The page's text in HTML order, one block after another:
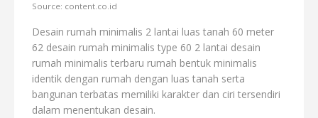
Source: content.co.id
Desain rumah minimalis 2 lantai luas tanah 60 meter
62 desain rumah minimalis type 60 2 lantai desain
rumah minimalis terbaru rumah bentuk minimalis
identik dengan rumah dengan luas tanah serta
bangunan terbatas memiliki karakter dan ciri tersendiri
dalam menentukan desain.